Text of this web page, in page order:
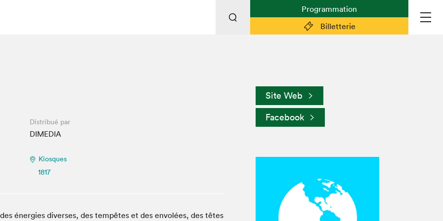
Billetterie
Programmation
Plan du Salon
Préparer sa visite
Partenaires
Espace Salon dans la ville
Espace bénévoles
Devenir bénévole
Distribué par
DIMEDIA
Kiosques
1817
énergies diverses, des tempêtes et des envolées, des têtes
Site Web
Facebook